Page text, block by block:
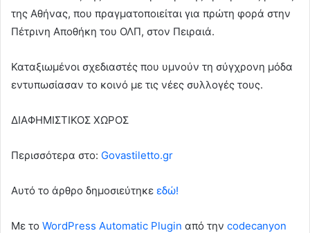
της Αθήνας, που πραγματοποιείται για πρώτη φορά στην
Πέτρινη Αποθήκη του ΟΛΠ, στον Πειραιά.
Καταξιωμένοι σχεδιαστές που υμνούν τη σύγχρονη μόδα
εντυπωσίασαν το κοινό με τις νέες συλλογές τους.
ΔΙΑΦΗΜΙΣΤΙΚΟΣ ΧΩΡΟΣ
Περισσότερα στο: Govastiletto.gr
Αυτό το άρθρο δημοσιεύτηκε εδώ!
Με το WordPress Automatic Plugin από την codecanyon